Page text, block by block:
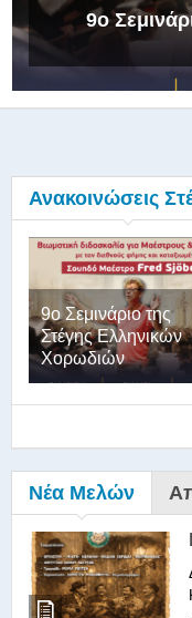
9ο
Ανακοινώσεις
9ο Σεμινάριο της
Στέγης Ελληνικών
Χορωδιών
Νέα Μελών